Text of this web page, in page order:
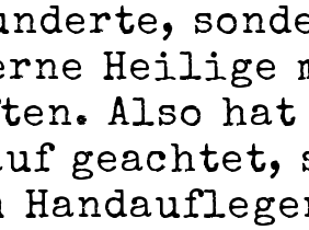
Heilige
Also hat
geachtet,